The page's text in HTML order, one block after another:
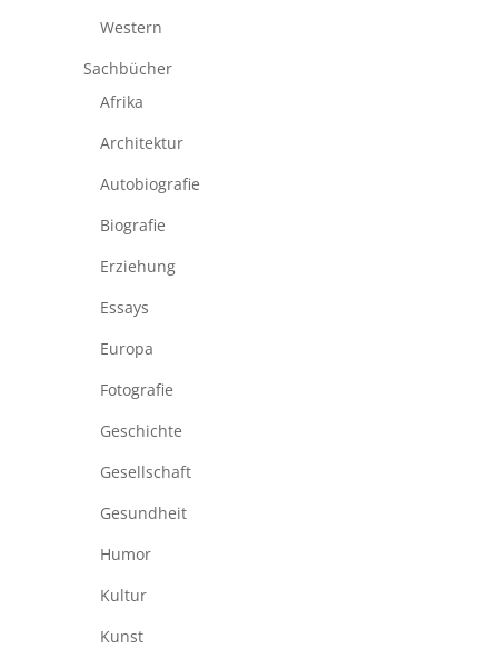
Western
Sachbücher
Afrika
Architektur
Autobiografie
Biografie
Erziehung
Essays
Europa
Fotografie
Geschichte
Gesellschaft
Gesundheit
Humor
Kultur
Kunst